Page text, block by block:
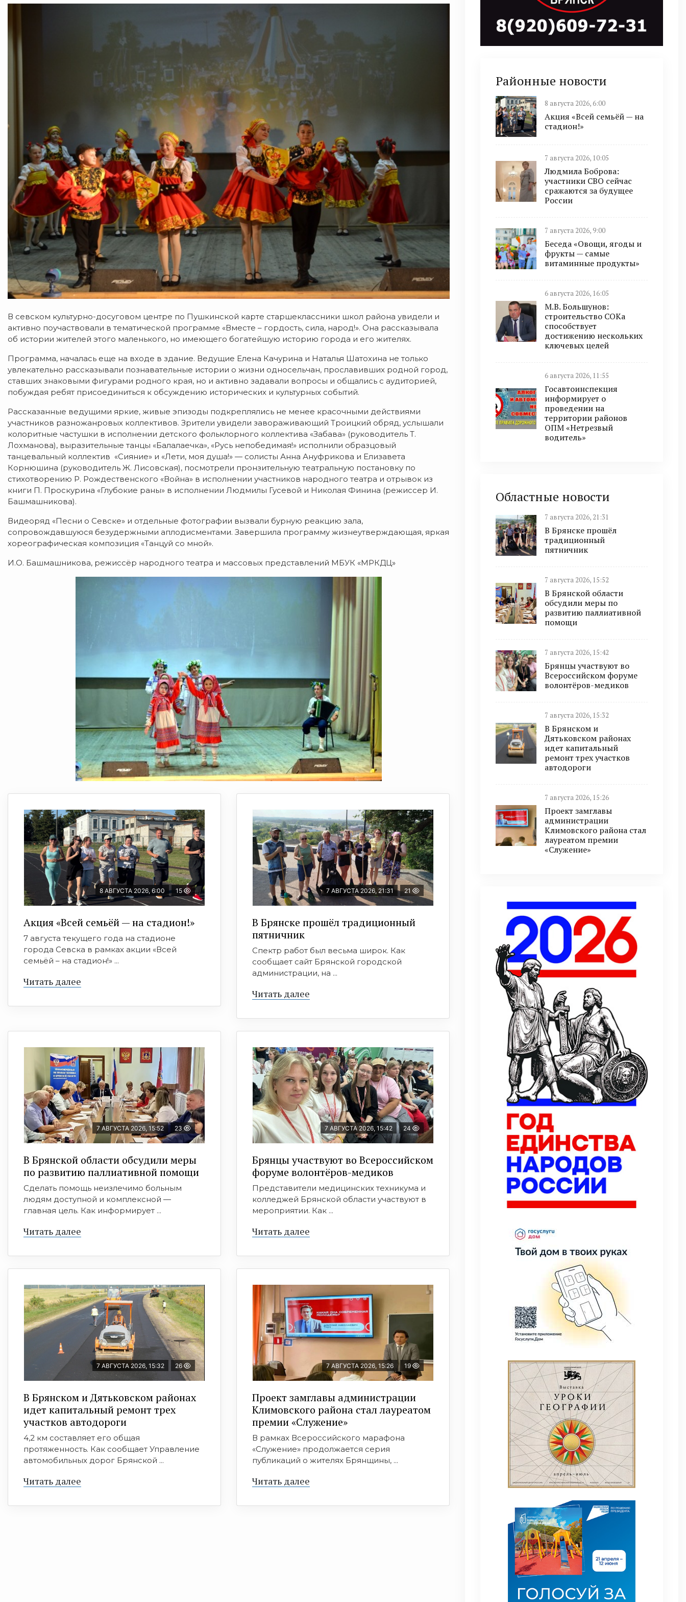
В севском культурно-досуговом центре по Пушкинской карте старшеклассники школ района увидели и
активно поучаствовали в тематической программе «Вместе – гордость, сила, народ!». Она рассказывала
об истории жителей этого маленького, но имеющего богатейшую историю города и его жителях.
Программа, началась еще на входе в здание. Ведущие Елена Качурина и Наталья Шатохина не только
увлекательно рассказывали познавательные истории о жизни односельчан, прославивших родной город,
ставших знаковыми фигурами родного края, но и активно задавали вопросы и общались с аудиторией,
побуждая ребят присоединиться к обсуждению исторических и культурных событий.
Рассказанные ведущими яркие, живые эпизоды подкреплялись не менее красочными действиями
участников разножанровых коллективов. Зрители увидели завораживающий Троицкий обряд, услышали
колоритные частушки в исполнении детского фольклорного коллектива «Забава» (руководитель Т.
Лохманова), выразительные танцы «Балалаечка», «Русь непобедимая!» исполнили образцовый
танцевальный коллектив «Сияние» и «Лети, моя душа!» — солисты Анна Ануфрикова и Елизавета
Корнюшина (руководитель Ж. Лисовская), посмотрели пронзительную театральную постановку по
стихотворению Р. Рождественского «Война» в исполнении участников народного театра и отрывок из
книги П. Проскурина «Глубокие раны» в исполнении Людмилы Гусевой и Николая Финина (режиссер И.
Башмашникова).
Видеоряд «Песни о Севске» и отдельные фотографии вызвали бурную реакцию зала,
сопровождавшуюся безудержными аплодисментами. Завершила программу жизнеутверждающая, яркая
хореографическая композиция «Танцуй со мной».
И.О. Башмашникова, режиссёр народного театра и массовых представлений МБУК «МРКДЦ»
8 АВГУСТА 2026, 6:00 15
Акция «Всей семьёй — на стадион!»
7 августа текущего года на стадионе
города Севска в рамках акции «Всей
семьёй – на стадион!» ...
Читать далее
7 АВГУСТА 2026, 21:31 21
В Брянске прошёл традиционный
пятничник
Спектр работ был весьма широк. Как
сообщает сайт Брянской городской
администрации, на ...
Читать далее
7 АВГУСТА 2026, 15:52 23
В Брянской области обсудили меры
по развитию паллиативной помощи
Сделать помощь неизлечимо больным
людям доступной и комплексной —
главная цель. Как информирует ...
Читать далее
7 АВГУСТА 2026, 15:42 24
Брянцы участвуют во Всероссийском
форуме волонтёров-медиков
Представители медицинских техникума и
колледжей Брянской области участвуют в
мероприятии. Как ...
Читать далее
7 АВГУСТА 2026, 15:32 26
В Брянском и Дятьковском районах
идет капитальный ремонт трех
участков автодороги
4,2 км составляет его общая
протяженность. Как сообщает Управление
автомобильных дорог Брянской ...
Читать далее
7 АВГУСТА 2026, 15:26 19
Проект замглавы администрации
Климовского района стал лауреатом
премии «Служение»
В рамках Всероссийского марафона
«Служение» продолжается серия
публикаций о жителях Брянщины, ...
Читать далее
Районные новости
8 августа 2026, 6:00
Акция «Всей семьёй — на
стадион!»
7 августа 2026, 10:05
Людмила Боброва:
участники СВО сейчас
сражаются за будущее
России
7 августа 2026, 9:00
Беседа «Овощи, ягоды и
фрукты — самые
витаминные продукты»
6 августа 2026, 16:05
М.В. Большунов:
строительство СОКа
способствует
достижению нескольких
ключевых целей
6 августа 2026, 11:55
Госавтоинспекция
информирует о
проведении на
территории районов
ОПМ «Нетрезвый
водитель»
Областные новости
7 августа 2026, 21:31
В Брянске прошёл
традиционный
пятничник
7 августа 2026, 15:52
В Брянской области
обсудили меры по
развитию паллиативной
помощи
7 августа 2026, 15:42
Брянцы участвуют во
Всероссийском форуме
волонтёров-медиков
7 августа 2026, 15:32
В Брянском и
Дятьковском районах
идет капитальный
ремонт трех участков
автодороги
7 августа 2026, 15:26
Проект замглавы
администрации
Климовского района стал
лауреатом премии
«Служение»